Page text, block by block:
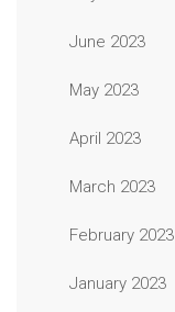
June 2023
May 2023
April 2023
March 2023
February 2023
January 2023